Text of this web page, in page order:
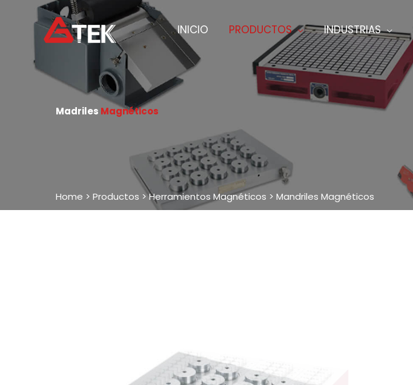
contenido
INICIO PRODUCTOS INDUSTRIAS
Madriles Magnéticos
Home > Productos >Herramientos Magnéticos > Mandriles Magnéticos